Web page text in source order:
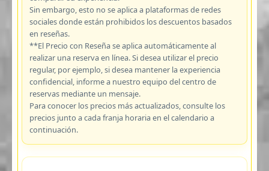
Sin embargo, esto no se aplica a plataformas de redes
sociales donde están prohibidos los descuentos basados
en reseñas.
**El Precio con Reseña se aplica automáticamente al
realizar una reserva en línea. Si desea utilizar el precio
regular, por ejemplo, si desea mantener la experiencia
confidencial, informe a nuestro equipo del centro de
reservas mediante un mensaje.
Para conocer los precios más actualizados, consulte los
precios junto a cada franja horaria en el calendario a
continuación.